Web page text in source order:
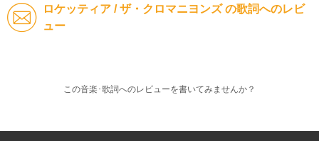
ロケッティア / ザ・クロマニヨンズ の歌詞へのレビ
ュー
この音楽･歌詞へのレビューを書いてみませんか？